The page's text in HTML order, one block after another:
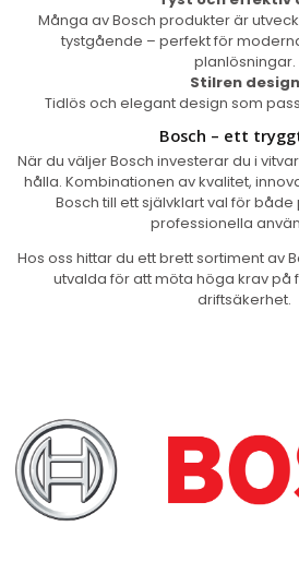
Många av Bosch produkter är
tystgående – perfekt för
planlösningar.
Stilren design
Tidlös och elegant design som
Bosch – ett
När du väljer Bosch investerar du i
hålla. Kombinationen av kvalitet,
Bosch till ett självklart val för
professionella
Hos oss hittar du ett brett sortiment av
utvalda för att möta höga krav på
driftsäkerhet.